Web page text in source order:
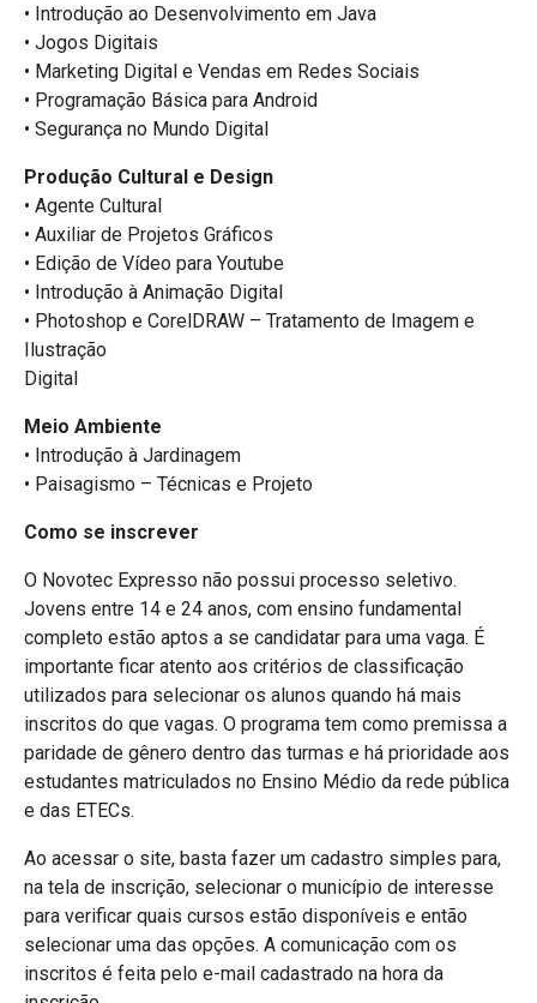
• Introdução ao Desenvolvimento em Java
• Jogos Digitais
• Marketing Digital e Vendas em Redes Sociais
• Programação Básica para Android
• Segurança no Mundo Digital
Produção Cultural e Design
• Agente Cultural
• Auxiliar de Projetos Gráficos
• Edição de Vídeo para Youtube
• Introdução à Animação Digital
• Photoshop e CorelDRAW – Tratamento de Imagem e
Ilustração
Digital
Meio Ambiente
• Introdução à Jardinagem
• Paisagismo – Técnicas e Projeto
Como se inscrever
O Novotec Expresso não possui processo seletivo.
Jovens entre 14 e 24 anos, com ensino fundamental
completo estão aptos a se candidatar para uma vaga. É
importante ficar atento aos critérios de classificação
utilizados para selecionar os alunos quando há mais
inscritos do que vagas. O programa tem como premissa a
paridade de gênero dentro das turmas e há prioridade aos
estudantes matriculados no Ensino Médio da rede pública
e das ETECs.
Ao acessar o site, basta fazer um cadastro simples para,
na tela de inscrição, selecionar o município de interesse
para verificar quais cursos estão disponíveis e então
selecionar uma das opções. A comunicação com os
inscritos é feita pelo e-mail cadastrado na hora da